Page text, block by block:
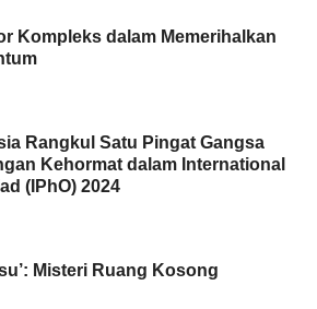
Kompleks dalam Memerihalkan
Rangkul Satu Pingat Gangsa
Kehormat dalam International
(IPhO) 2024
Misteri Ruang Kosong